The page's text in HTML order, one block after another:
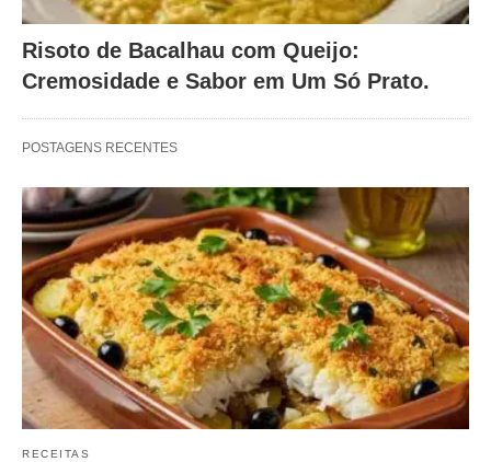
Risoto de Bacalhau com Queijo:
Cremosidade e Sabor em Um Só Prato.
POSTAGENS RECENTES
RECEITAS